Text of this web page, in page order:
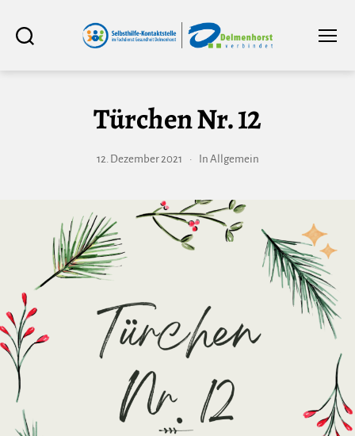
im
Türchen Nr. 12
12. Dezember 2021 In Allgemein